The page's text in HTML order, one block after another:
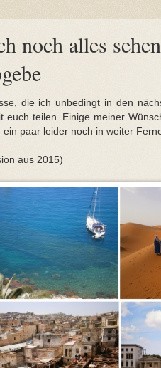
noch alles
die ich unbedingt in den
teilen. Einige meiner
paar leider noch in weiter
aus 2015)